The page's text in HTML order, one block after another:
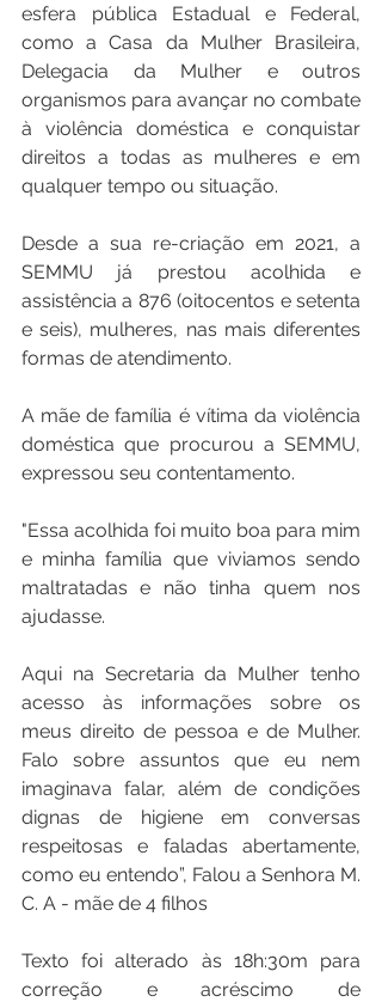
esfera pública Estadual e Federal,
como a Casa da Mulher Brasileira,
Delegacia da Mulher e outros
organismos para avançar no combate
à violência doméstica e conquistar
direitos a todas as mulheres e em
qualquer tempo ou situação.
Desde a sua re-criação em 2021, a
SEMMU já prestou acolhida e
assistência a 876 (oitocentos e setenta
e seis), mulheres, nas mais diferentes
formas de atendimento.
A mãe de família é vítima da violência
doméstica que procurou a SEMMU,
expressou seu contentamento.
"Essa acolhida foi muito boa para mim
e minha família que viviamos sendo
maltratadas e não tinha quem nos
ajudasse.
Aqui na Secretaria da Mulher tenho
acesso às informações sobre os
meus direito de pessoa e de Mulher.
Falo sobre assuntos que eu nem
imaginava falar, além de condições
dignas de higiene em conversas
respeitosas e faladas abertamente,
como eu entendo”, Falou a Senhora M.
C. A - mãe de 4 filhos
Texto foi alterado às 18h:30m para
correção e acréscimo de